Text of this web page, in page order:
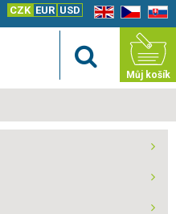
EN CZ SK
CZK EUR USD
Můj košík